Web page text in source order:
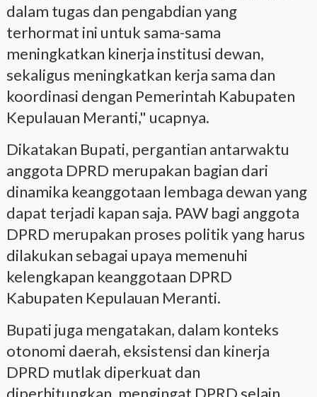
dalam tugas dan pengabdian yang
terhormat ini untuk sama-sama
meningkatkan kinerja institusi dewan,
sekaligus meningkatkan kerja sama dan
koordinasi dengan Pemerintah Kabupaten
Kepulauan Meranti," ucapnya.
Dikatakan Bupati, pergantian antarwaktu
anggota DPRD merupakan bagian dari
dinamika keanggotaan lembaga dewan yang
dapat terjadi kapan saja. PAW bagi anggota
DPRD merupakan proses politik yang harus
dilakukan sebagai upaya memenuhi
kelengkapan keanggotaan DPRD
Kabupaten Kepulauan Meranti.
Bupati juga mengatakan, dalam konteks
otonomi daerah, eksistensi dan kinerja
DPRD mutlak diperkuat dan
diperhitungkan, mengingat DPRD selain